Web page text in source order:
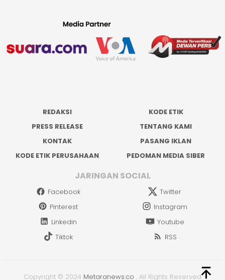
REDAKSI
KODE ETIK
PRESS RELEASE
TENTANG KAMI
KONTAK
PASANG IKLAN
KODE ETIK PERUSAHAAN
PEDOMAN MEDIA SIBER
JARINGAN SOCIAL
Facebook
Twitter
Pinterest
Instagram
Linkedin
Youtube
Tiktok
RSS
Copyright © 2024 Metaranews.co . All Rights Reserved